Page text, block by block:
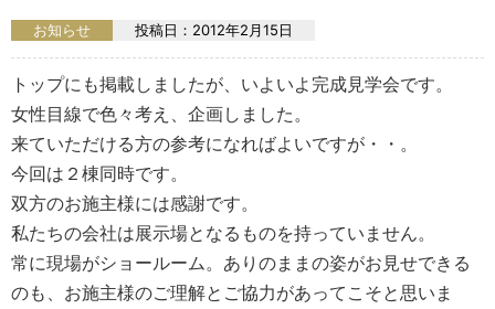
お知らせ 投稿日： 2012年2月15日
トップにも掲載しましたが、いよいよ完成見学会です。
女性目線で色々考え、企画しました。
来ていただける方の参考になればよいですが・・。
今回は２棟同時です。
双方のお施主様には感謝です。
私たちの会社は展示場となるものを持っていません。
常に現場がショールーム。ありのままの姿がお見せできる
のも、お施主様のご理解とご協力があってこそと思いま